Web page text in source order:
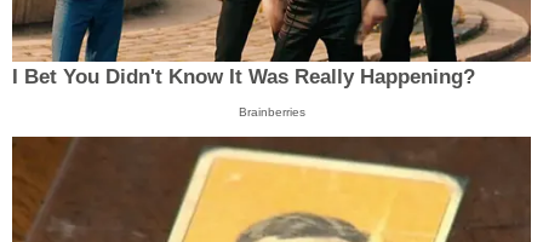
I Bet You Didn't Know It Was Really Happening?
Brainberries